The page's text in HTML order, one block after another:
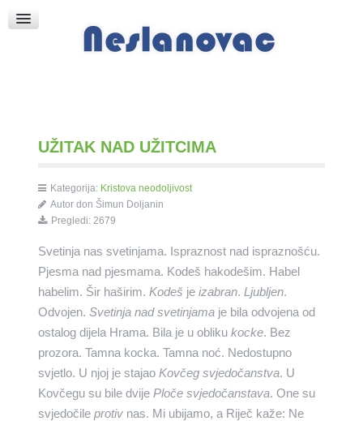
Crkva sv. Marka
Put k Bogu
UŽITAK NAD UŽITCIMA
Kategorija: Kristova neodoljivost
Autor don Šimun Doljanin
Pregledi: 2679
Svetinja nas svetinjama. Ispraznost nad ispraznošću.
Pjesma nad pjesmama. Kodeš hakodešim. Habel
habelim. Šir haširim. Kodeš je izabran. Ljubljen.
Odvojen. Svetinja nad svetinjamaje bila odvojena od
ostalog dijela Hrama. Bila je u obliku kocke. Bez
prozora. Tamna kocka. Tamna noć. Nedostupno
svjetlo. U njoj je stajao Kovčeg svjedočanstva. U
Kovčegu su bile dvije Ploče svjedočanstava. One su
svjedočile protivnas. Mi ubijamo, a Riječ kaže: Ne